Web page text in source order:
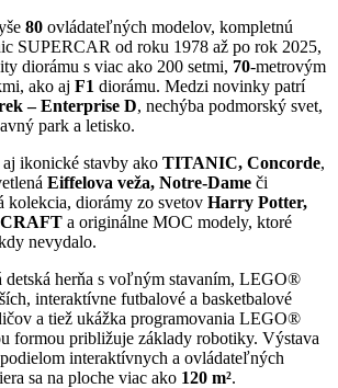
80 ovládateľných modelov, kompletnú
SUPERCAR od roku 1978 až po rok 2025,
diorámu s viac ako 200 setmi, 70-metrovým
ako aj F1 diorámu. Medzi novinky patrí
– Enterprise D, nechýba podmorský svet,
park a letisko.
ikonické stavby ako TITANIC, Concorde,
Eiffelova veža, Notre-Dame či
kolekcia, diorámy zo svetov Harry Potter,
a originálne MOC modely, ktoré
nevydalo.
detská herňa s voľným stavaním, LEGO®
interaktívne futbalové a basketbalové
a tiež ukážka programovania LEGO®
formou približuje základy robotiky. Výstava
interaktívnych a ovládateľných
sa na ploche viac ako 120 m².